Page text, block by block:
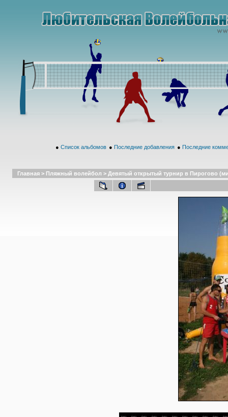
● Список альбомов ● Последние добавления ● Последние
Главная > Пляжный волейбол > Девятый открытый турнир в Пирогово